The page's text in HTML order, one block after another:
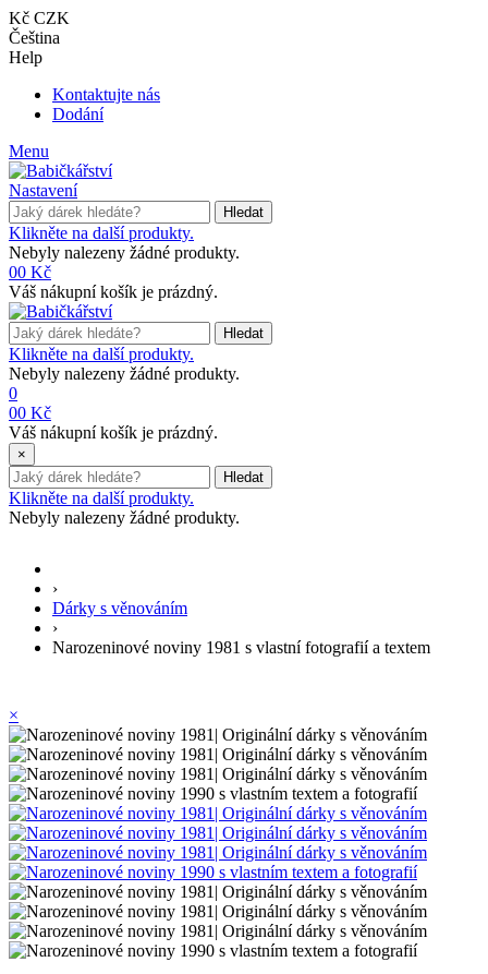
Kč CZK
Čeština
Help
Kontaktujte nás
Dodání
Menu
Nastavení
Hledat
Klikněte na další produkty.
Nebyly nalezeny žádné produkty.
00 Kč
Váš nákupní košík je prázdný.
Hledat
Klikněte na další produkty.
Nebyly nalezeny žádné produkty.
0
00 Kč
Váš nákupní košík je prázdný.
×
Hledat
Klikněte na další produkty.
Nebyly nalezeny žádné produkty.
›
Dárky s věnováním
›
Narozeninové noviny 1981 s vlastní fotografií a textem
×